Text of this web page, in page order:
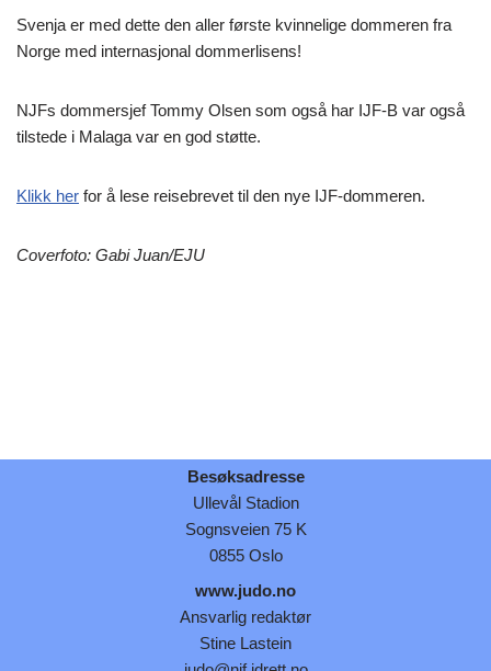
Svenja er med dette den aller første kvinnelige dommeren fra
Norge med internasjonal dommerlisens!
NJFs dommersjef Tommy Olsen som også har IJF-B var også
tilstede i Malaga var en god støtte.
Klikk her for å lese reisebrevet til den nye IJF-dommeren.
Coverfoto: Gabi Juan/EJU
Besøksadresse
Ullevål Stadion
Sognsveien 75 K
0855 Oslo
www.judo.no
Ansvarlig redaktør
Stine Lastein